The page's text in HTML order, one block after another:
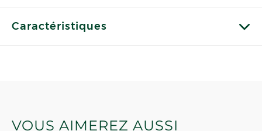
Caractéristiques
VOUS AIMEREZ AUSSI